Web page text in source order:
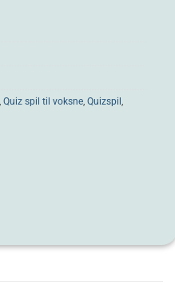
Quiz spil til voksne Quizspil